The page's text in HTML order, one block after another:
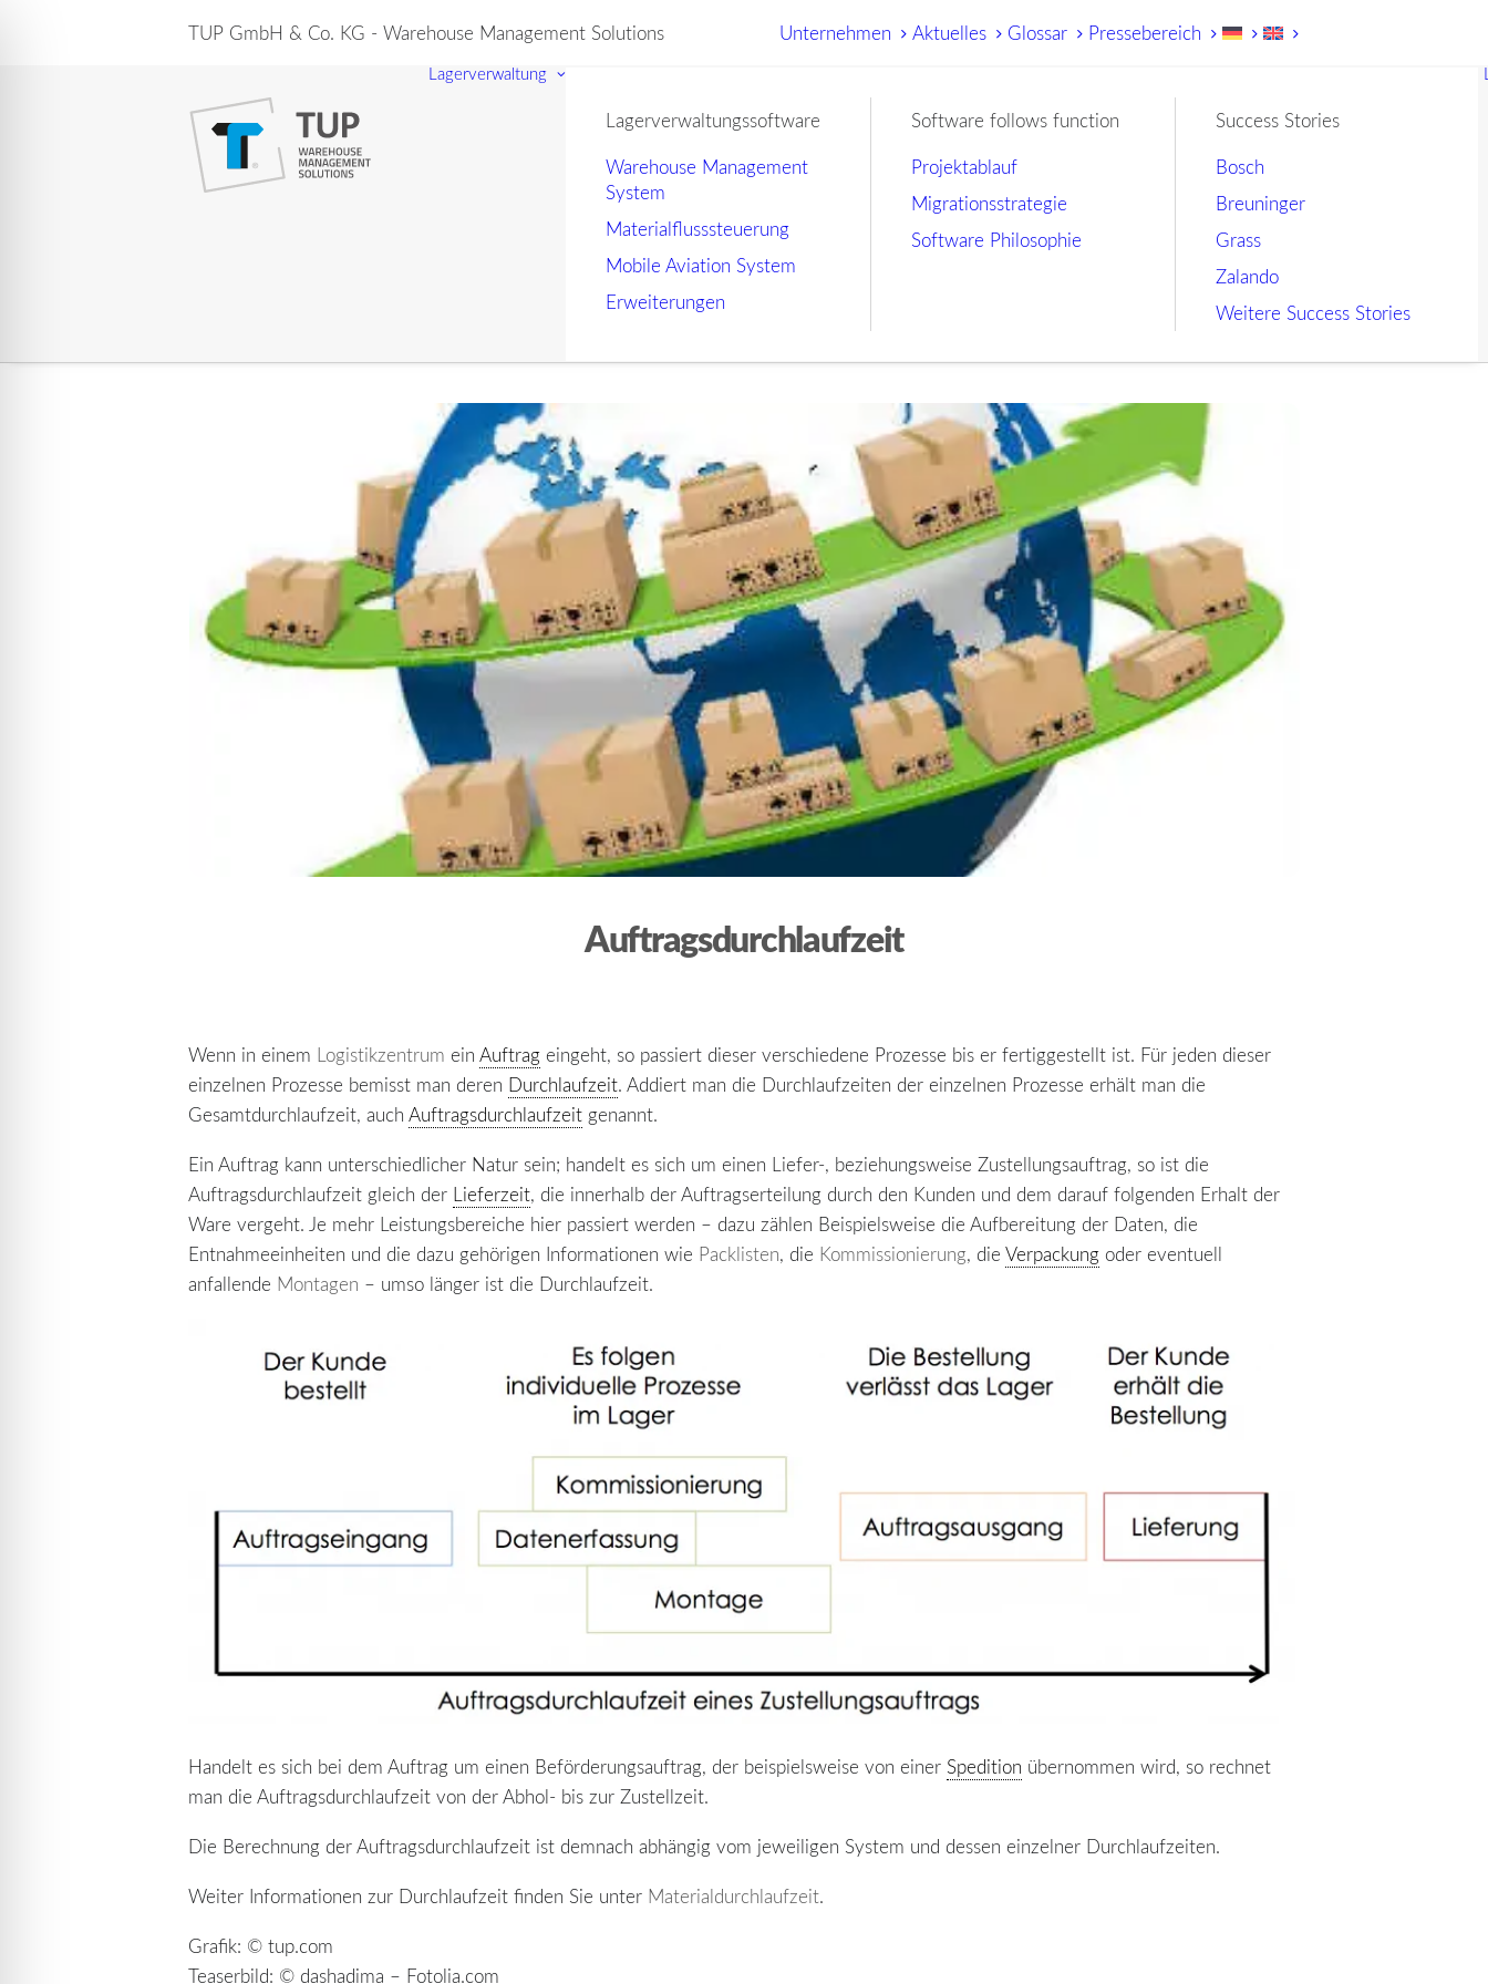
TUP GmbH & Co. KG - Warehouse Management Solutions Unternehmen Aktuelles Glossar Pressebereich
Lagerverwaltung
Lagerverwaltungssoftware
Warehouse Management
System
Materialflusssteuerung
Mobile Aviation System
Erweiterungen
Software follows function
Projektablauf
Migrationsstrategie
Software Philosophie
Success Stories
Bosch
Breuninger
Grass
Zalando
Weitere Success Stories
Auftragsdurchlaufzeit
Wenn in einem Logistikzentrum einAuftrag eingeht, so passiert dieser verschiedene Prozesse bis er fertiggestellt ist. Für jeden dieser
einzelnen Prozesse bemisst man deren Durchlaufzeit. Addiert man die Durchlaufzeiten der einzelnen Prozesse erhält man die
Gesamtdurchlaufzeit, auchAuftragsdurchlaufzeit genannt.
Ein Auftrag kann unterschiedlicher Natur sein; handelt es sich um einen Liefer-, beziehungsweise Zustellungsauftrag, so ist die
Auftragsdurchlaufzeit gleich der Lieferzeit, die innerhalb der Auftragserteilung durch den Kunden und dem darauf folgenden Erhalt der
Ware vergeht. Je mehr Leistungsbereiche hier passiert werden – dazu zählen Beispielsweise die Aufbereitung der Daten, die
Entnahmeeinheiten und die dazu gehörigen Informationen wie Packlisten, die Kommissionierung, dieVerpackung oder eventuell
anfallende Montagen – umso länger ist die Durchlaufzeit.
Handelt es sich bei dem Auftrag um einen Beförderungsauftrag, der beispielsweise von einer Spedition übernommen wird, so rechnet
man die Auftragsdurchlaufzeit von der Abhol- bis zur Zustellzeit.
Die Berechnung der Auftragsdurchlaufzeit ist demnach abhängig vom jeweiligen System und dessen einzelner Durchlaufzeiten.
Weiter Informationen zur Durchlaufzeit finden Sie unter Materialdurchlaufzeit.
Grafik: © tup.com
Teaserbild: © dashadima – Fotolia.com